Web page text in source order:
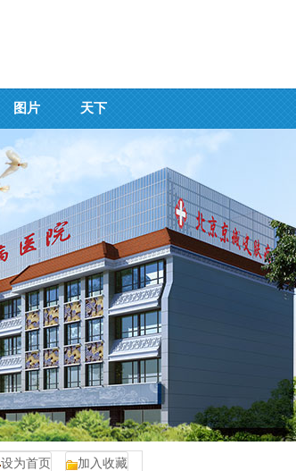
图片 天下
加入收藏
设为首页